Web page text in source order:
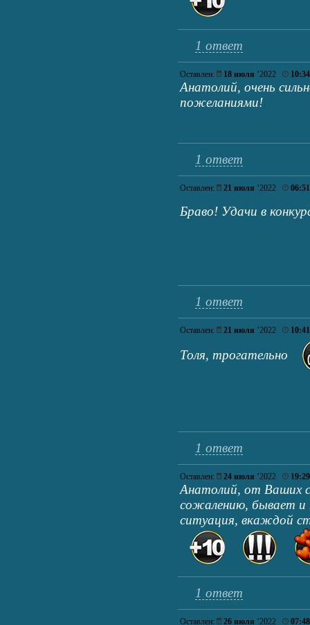
1 ответ
Оставлен: 18 июля ’2022 10:34
Анатолий, очень
пожеланиями!
1 ответ
Оставлен: 21 июля ’2022 06:51
Браво! Удачи в
1 ответ
Оставлен: 21 июля ’2022 10:41
Толя, трогательно
1 ответ
Оставлен: 24 июля ’2022 19:29
Анатолий, от Ваших
сожалению, бывает и
ситуация, вкаждой
1 ответ
Оставлен: 26 июля ’2022 07:48